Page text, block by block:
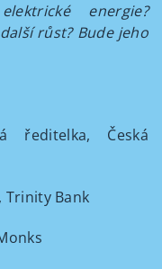
energie?
růst? Bude jeho
ředitelka, Česká
Trinity Bank